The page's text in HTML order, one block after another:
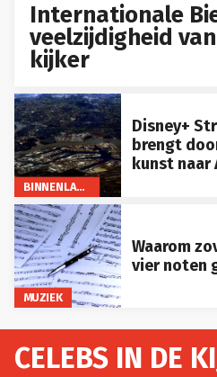
Internationale
veelzijdigheid
kijker
BINNENLAND
Disney+
brengt
kunst naar
MUZIEK
Waarom
vier noten
CELEBS IN DE